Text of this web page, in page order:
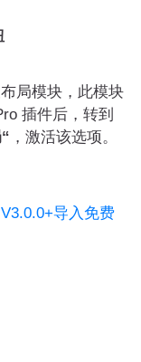
局模块，此模块
插件后，转到
，激活该选项。
导入免费